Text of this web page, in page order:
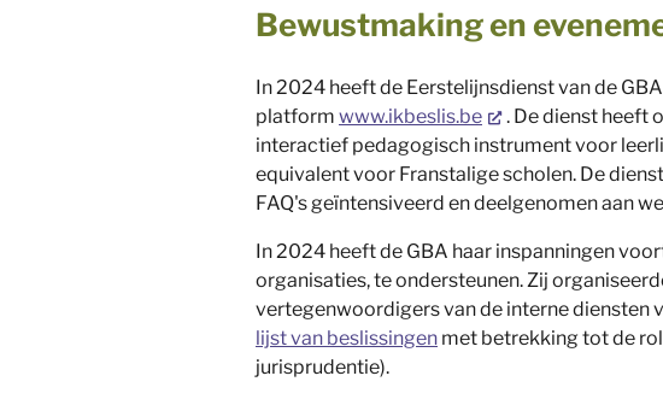
Bewustmaking en
In 2024 heeft de Eerstelijnsdienst van de
platform www.ikbeslis.be . De dienst heeft
interactief pedagogisch instrument voor
equivalent voor Franstalige scholen. De
FAQ's geïntensiveerd en deelgenomen aan
In 2024 heeft de GBA haar inspanningen
organisaties, te ondersteunen. Zij
vertegenwoordigers van de interne diensten
lijst van beslissingen met betrekking tot de rol
jurisprudentie).